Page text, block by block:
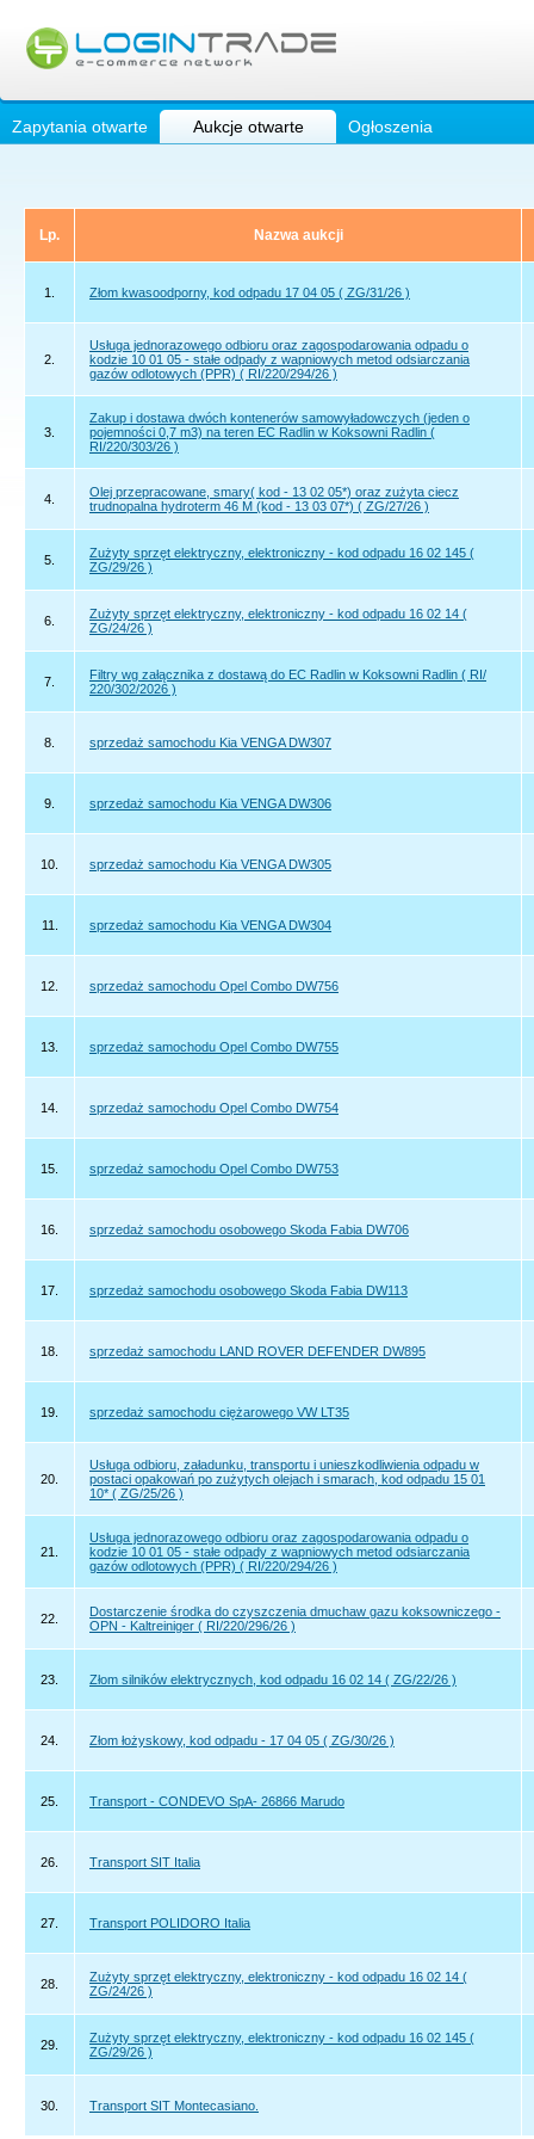
Zapytania otwarte Aukcje otwarte Ogłoszenia
Lp. Nazwa aukcji
1. Złom kwasoodporny, kod odpadu 17 04 05 ( ZG/31/26 )
2.
Usługa jednorazowego odbioru oraz zagospodarowania odpadu o
kodzie 10 01 05 - stałe odpady z wapniowych metod odsiarczania
gazów odlotowych (PPR) ( RI/220/294/26 )
3.
Zakup i dostawa dwóch kontenerów samowyładowczych (jeden o
pojemności 0,7 m3) na teren EC Radlin w Koksowni Radlin (
RI/220/303/26 )
4.
Olej przepracowane, smary( kod - 13 02 05*) oraz zużyta ciecz
trudnopalna hydroterm 46 M (kod - 13 03 07*) ( ZG/27/26 )
5.
Zużyty sprzęt elektryczny, elektroniczny - kod odpadu 16 02 145 (
ZG/29/26 )
6.
Zużyty sprzęt elektryczny, elektroniczny - kod odpadu 16 02 14 (
ZG/24/26 )
7.
Filtry wg załącznika z dostawą do EC Radlin w Koksowni Radlin ( RI/
220/302/2026 )
8. sprzedaż samochodu Kia VENGA DW307
9. sprzedaż samochodu Kia VENGA DW306
10. sprzedaż samochodu Kia VENGA DW305
11. sprzedaż samochodu Kia VENGA DW304
12. sprzedaż samochodu Opel Combo DW756
13. sprzedaż samochodu Opel Combo DW755
14. sprzedaż samochodu Opel Combo DW754
15. sprzedaż samochodu Opel Combo DW753
16. sprzedaż samochodu osobowego Skoda Fabia DW706
17. sprzedaż samochodu osobowego Skoda Fabia DW113
18. sprzedaż samochodu LAND ROVER DEFENDER DW895
19. sprzedaż samochodu ciężarowego VW LT35
20.
Usługa odbioru, załadunku, transportu i unieszkodliwienia odpadu w
postaci opakowań po zużytych olejach i smarach, kod odpadu 15 01
10* ( ZG/25/26 )
21.
Usługa jednorazowego odbioru oraz zagospodarowania odpadu o
kodzie 10 01 05 - stałe odpady z wapniowych metod odsiarczania
gazów odlotowych (PPR) ( RI/220/294/26 )
22.
Dostarczenie środka do czyszczenia dmuchaw gazu koksowniczego -
OPN - Kaltreiniger ( RI/220/296/26 )
23. Złom silników elektrycznych, kod odpadu 16 02 14 ( ZG/22/26 )
24. Złom łożyskowy, kod odpadu - 17 04 05 ( ZG/30/26 )
25. Transport - CONDEVO SpA- 26866 Marudo
26. Transport SIT Italia
27. Transport POLIDORO Italia
28.
Zużyty sprzęt elektryczny, elektroniczny - kod odpadu 16 02 14 (
ZG/24/26 )
29.
Zużyty sprzęt elektryczny, elektroniczny - kod odpadu 16 02 145 (
ZG/29/26 )
30. Transport SIT Montecasiano.